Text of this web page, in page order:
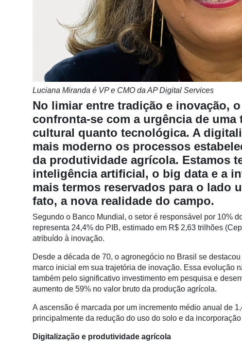
Agricultura
Automação
Robótica
Conectividade
Commerce
Informatização
Software
Empresarial
Luciana Miranda é VP e CMO da AP Digital Services
No limiar entre tradição e inovação,
confronta-se com a urgência de
cultural quanto tecnológica. A
mais moderno os processos
da produtividade agrícola. Estamos
inteligência artificial, o big data e a
mais termos reservados para o lado
fato, a nova realidade do campo.
Segundo o Banco Mundial, o setor é responsável por 10%
representa 24,4% do PIB, estimado em R$ 2,63 trilhões
atribuído à inovação.
Desde a década de 70, o agronegócio no Brasil se
marco inicial em sua trajetória de inovação. Essa evolução
também pelo significativo investimento em pesquisa e
aumento de 59% no valor bruto da produção agrícola.
A ascensão é marcada por um incremento médio anual de
principalmente da redução do uso do solo e da
Digitalização e produtividade agrícola